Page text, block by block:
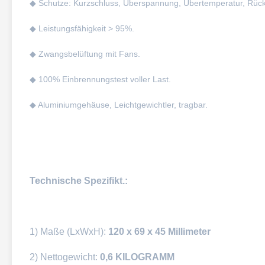
◆ Schutze: Kurzschluss, Überspannung, Übertemperatur,
◆ Leistungsfähigkeit > 95%.
◆ Zwangsbelüftung mit Fans.
◆ 100% Einbrennungstest voller Last.
◆ Aluminiumgehäuse, Leichtgewichtler, tragbar.
Technische Spezifikt.:
1) Maße (LxWxH): 120 x 69 x 45 Millimeter
2) Nettogewicht: 0,6 KILOGRAMM